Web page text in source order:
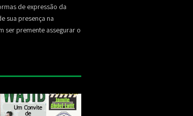
de expressão da
sua presença na
ser premente assegurar o